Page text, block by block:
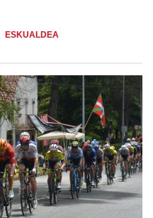
ESKUALDEA